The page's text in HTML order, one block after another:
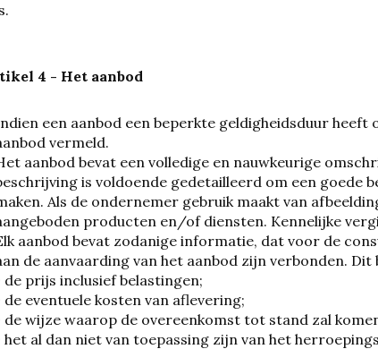
4 - Het aanbod
een aanbod een beperkte geldigheidsduur
vermeld.
aanbod bevat een volledige en nauwkeurige
is voldoende gedetailleerd om een goede
Als de ondernemer gebruik maakt van
producten en/of diensten. Kennelijke
aanbod bevat zodanige informatie, dat voor de
de aanvaarding van het aanbod zijn verbonden.
de prijs inclusief belastingen;
de eventuele kosten van aflevering;
de wijze waarop de overeenkomst tot stand zal
het al dan niet van toepassing zijn van het